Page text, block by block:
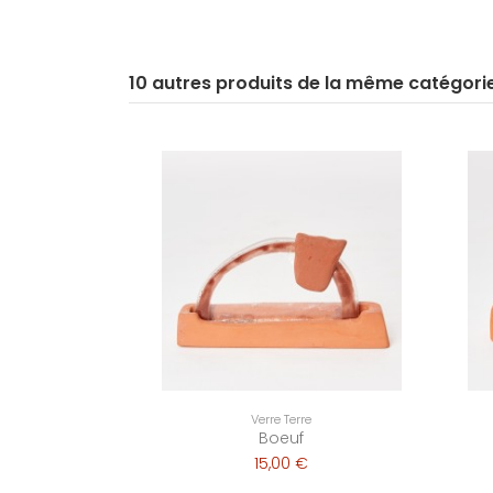
10 autres produits de la même
Verre Terre
Boeuf
15,00 €